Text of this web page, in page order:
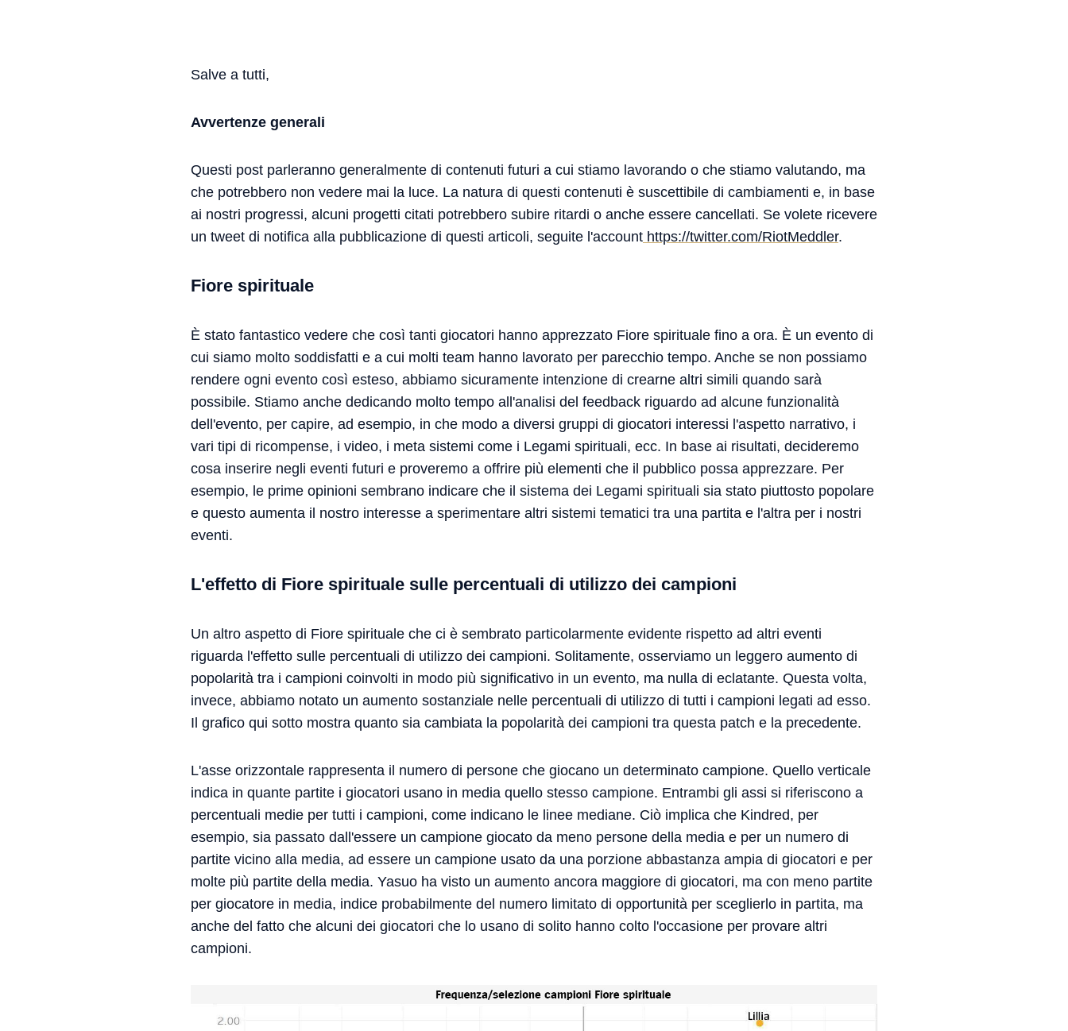
Salve a tutti,
Avvertenze generali
Questi post parleranno generalmente di contenuti futuri a cui stiamo lavorando o che stiamo valutando, ma
che potrebbero non vedere mai la luce. La natura di questi contenuti è suscettibile di cambiamenti e, in base
ai nostri progressi, alcuni progetti citati potrebbero subire ritardi o anche essere cancellati. Se volete ricevere
un tweet di notifica alla pubblicazione di questi articoli, seguite l'account https://twitter.com/RiotMeddler.
Fiore spirituale
È stato fantastico vedere che così tanti giocatori hanno apprezzato Fiore spirituale fino a ora. È un evento di
cui siamo molto soddisfatti e a cui molti team hanno lavorato per parecchio tempo. Anche se non possiamo
rendere ogni evento così esteso, abbiamo sicuramente intenzione di crearne altri simili quando sarà
possibile. Stiamo anche dedicando molto tempo all'analisi del feedback riguardo ad alcune funzionalità
dell'evento, per capire, ad esempio, in che modo a diversi gruppi di giocatori interessi l'aspetto narrativo, i
vari tipi di ricompense, i video, i meta sistemi come i Legami spirituali, ecc. In base ai risultati, decideremo
cosa inserire negli eventi futuri e proveremo a offrire più elementi che il pubblico possa apprezzare. Per
esempio, le prime opinioni sembrano indicare che il sistema dei Legami spirituali sia stato piuttosto popolare
e questo aumenta il nostro interesse a sperimentare altri sistemi tematici tra una partita e l'altra per i nostri
eventi.
L'effetto di Fiore spirituale sulle percentuali di utilizzo dei campioni
Un altro aspetto di Fiore spirituale che ci è sembrato particolarmente evidente rispetto ad altri eventi
riguarda l'effetto sulle percentuali di utilizzo dei campioni. Solitamente, osserviamo un leggero aumento di
popolarità tra i campioni coinvolti in modo più significativo in un evento, ma nulla di eclatante. Questa volta,
invece, abbiamo notato un aumento sostanziale nelle percentuali di utilizzo di tutti i campioni legati ad esso.
Il grafico qui sotto mostra quanto sia cambiata la popolarità dei campioni tra questa patch e la precedente.
L'asse orizzontale rappresenta il numero di persone che giocano un determinato campione. Quello verticale
indica in quante partite i giocatori usano in media quello stesso campione. Entrambi gli assi si riferiscono a
percentuali medie per tutti i campioni, come indicano le linee mediane. Ciò implica che Kindred, per
esempio, sia passato dall'essere un campione giocato da meno persone della media e per un numero di
partite vicino alla media, ad essere un campione usato da una porzione abbastanza ampia di giocatori e per
molte più partite della media. Yasuo ha visto un aumento ancora maggiore di giocatori, ma con meno partite
per giocatore in media, indice probabilmente del numero limitato di opportunità per sceglierlo in partita, ma
anche del fatto che alcuni dei giocatori che lo usano di solito hanno colto l'occasione per provare altri
campioni.